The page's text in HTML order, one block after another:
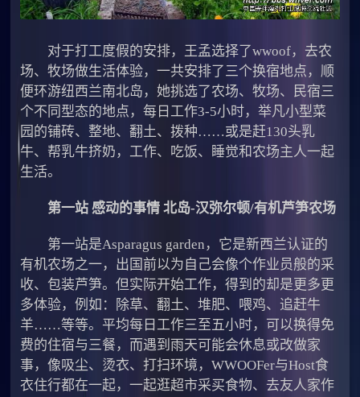
对于打工度假的安排，王孟选择了wwoof，去农
场、牧场做生活体验，一共安排了三个换宿地点，顺
便环游纽西兰南北岛，她挑选了农场、牧场、民宿三
个不同型态的地点，每日工作3-5小时，举凡小型菜
园的铺砖、整地、翻土、拨种……或是赶130头乳
牛、帮乳牛挤奶，工作、吃饭、睡觉和农场主人一起
生活。
第一站 感动的事情 北岛-汉弥尔顿/有机芦笋农场
第一站是Asparagus garden，它是新西兰认证的
有机农场之一，出国前以为自己会像个作业员般的采
收、包装芦笋。但实际开始工作，得到的却是更多更
多体验，例如：除草、翻土、堆肥、喂鸡、追赶牛
羊……等等。平均每日工作三至五小时，可以换得免
费的住宿与三餐，而遇到雨天可能会休息或改做家
事，像吸尘、烫衣、打扫环境，WWOOFer与Host食
衣住行都在一起，一起逛超市采买食物、去友人家作